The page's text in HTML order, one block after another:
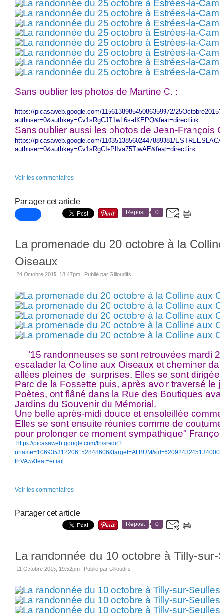
Sans oublier les photos de Martine C. :
https://picasaweb.google.com/115613898545086359972/
authuser=0&authkey=Gv1sRgCJT1wL6s-dKEPQ&feat=directlink
Sansoublier aussi les photos de Jean-François
https://picasaweb.google.com/110351385602447889381/
authuser=0&authkey=Gv1sRgCIePlIva75TtwAE&feat=directlink
Voir les commentaires
Partager cet article
Repost 0
La promenade du 20 octobre à la
Oiseaux
24 Octobre 2015, 18:47pm | Publié par Gilloudifs
"15 randonneuses se sont retrouvées mardi
escalader la Colline aux Oiseaux et cheminer
allées pleines de surprises. Elles se sont
Parc de la Fossette puis, après avoir traversé le
Poètes, ont flâné dans la Rue des Boutiques
Jardins du Souvenir du Mémorial.
Une belle après-midi douce et ensoleillée
Elles se sont ensuite réunies comme de
pour prolonger ce moment sympathique"
https://picasaweb.google.com/lh/sredir?
trrVAw&feat=email
Voir les commentaires
Partager cet article
Repost 0
La randonnée du 10 octobre à Tilly-
11 Octobre 2015, 19:52pm | Publié par Gilloudifs